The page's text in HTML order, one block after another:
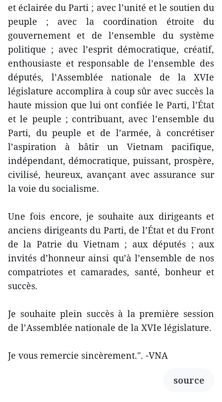
et éclairée du Parti ; avec l’unité et le soutien du
peuple ; avec la coordination étroite du
gouvernement et de l’ensemble du système
politique ; avec l’esprit démocratique, créatif,
enthousiaste et responsable de l’ensemble des
députés, l’Assemblée nationale de la XVIe
législature accomplira à coup sûr avec succès la
haute mission que lui ont confiée le Parti, l’État
et le peuple ; contribuant, avec l’ensemble du
Parti, du peuple et de l’armée, à concrétiser
l’aspiration à bâtir un Vietnam pacifique,
indépendant, démocratique, puissant, prospère,
civilisé, heureux, avançant avec assurance sur
la voie du socialisme.
Une fois encore, je souhaite aux dirigeants et
anciens dirigeants du Parti, de l’État et du Front
de la Patrie du Vietnam ; aux députés ; aux
invités d’honneur ainsi qu’à l’ensemble de nos
compatriotes et camarades, santé, bonheur et
succès.
Je souhaite plein succès à la première session
de l’Assemblée nationale de la XVIe législature.
Je vous remercie sincèrement.". -VNA
source